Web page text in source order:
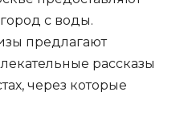
с воды.
предлагают
рассказы
через которые